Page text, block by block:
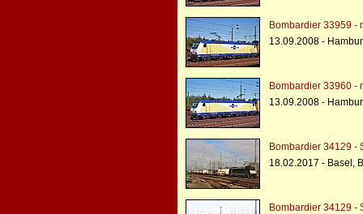
Bombardier 33959 -
13.09.2008 -
Bombardier 33960 -
13.09.2008 -
Bombardier 34129 -
18.02.2017 - Basel,
Bombardier 34129 -